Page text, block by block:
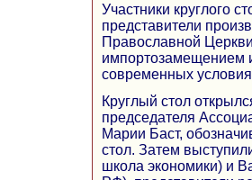
Участники круглого
представители
Православной
импортозамещением
современных
Круглый стол
председателя
Марии Баст,
стол. Затем
школа экономики) и